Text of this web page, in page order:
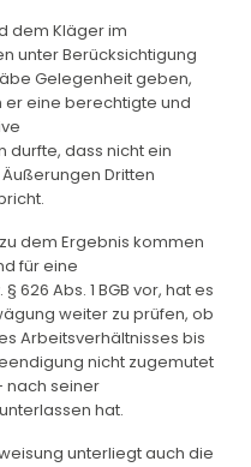
dem Kläger im
unter Berücksichtigung
Gelegenheit geben,
eine berechtigte und
dass nicht ein
Dritten
dem Ergebnis kommen
für eine
626 Abs. 1 BGB vor, hat es
weiter zu prüfen, ob
Arbeitsverhältnisses bis
nicht zugemutet
nach seiner
hat.
unterliegt auch die